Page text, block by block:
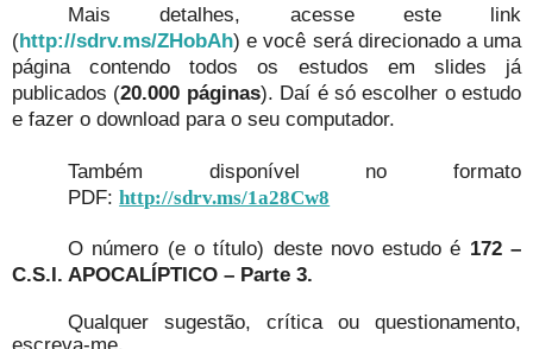
Mais detalhes, acesse este link
(http://sdrv.ms/ZHobAh) e você será direcionado a uma
página contendo todos os estudos em slides já
publicados (20.000 páginas). Daí é só escolher o estudo
e fazer o download para o seu computador.
Também disponível no formato
PDF: http://sdrv.ms/1a28Cw8
O número (e o título) deste novo estudo é 172 –
C.S.I. APOCALÍPTICO – Parte 3.
Qualquer sugestão, crítica ou questionamento,
escreva-me.